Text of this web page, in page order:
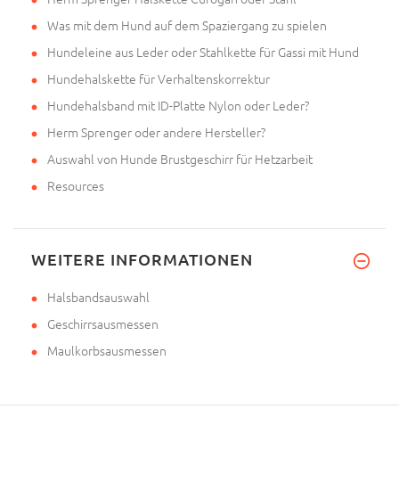
Was mit dem Hund auf dem Spaziergang zu spielen
Hundeleine aus Leder oder Stahlkette für Gassi mit Hund
Hundehalskette für Verhaltenskorrektur
Hundehalsband mit ID-Platte Nylon oder Leder?
Herm Sprenger oder andere Hersteller?
Auswahl von Hunde Brustgeschirr für Hetzarbeit
Resources
WEITERE INFORMATIONEN
Halsbandsauswahl
Geschirrsausmessen
Maulkorbsausmessen